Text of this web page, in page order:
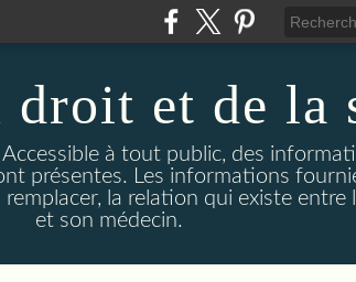
et de la
à tout public, des
présentes. Les informations
la relation qui existe
et son médecin.